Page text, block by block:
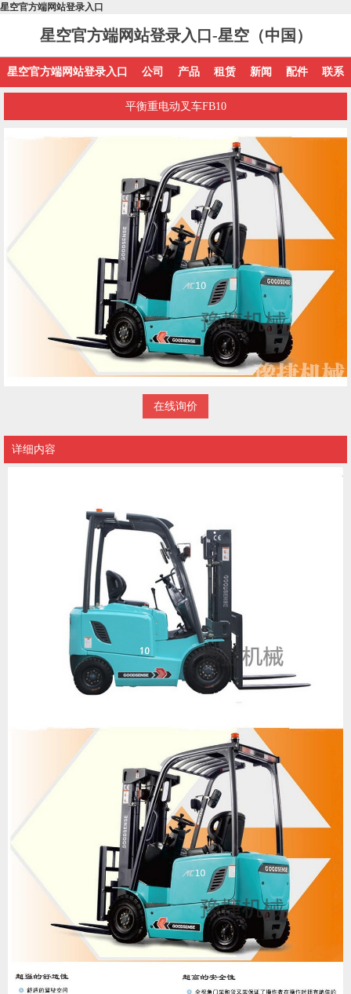
星空官方端网站登录入口
星空官方端网站登录入口-星空（中国）
星空官方端网站登录入口 公司 产品 租赁 新闻 配件 联系
平衡重电动叉车FB10
在线询价
详细内容